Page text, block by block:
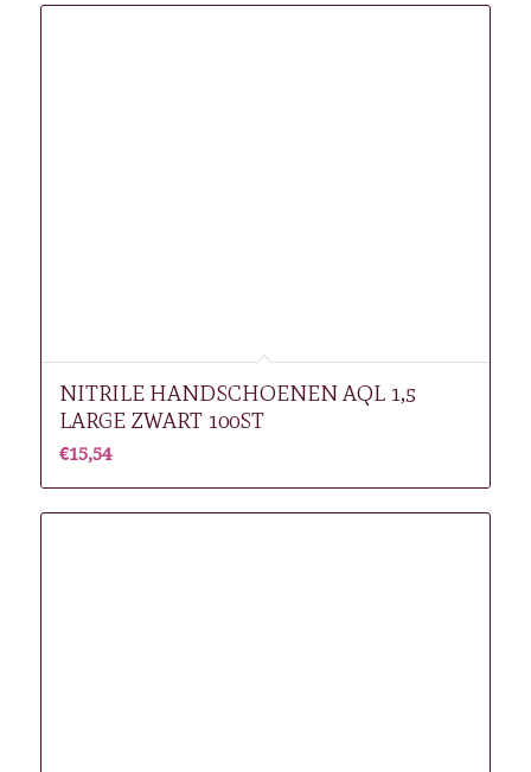
NITRILE HANDSCHOENEN AQL 1,5
LARGE ZWART 100ST
€15,54